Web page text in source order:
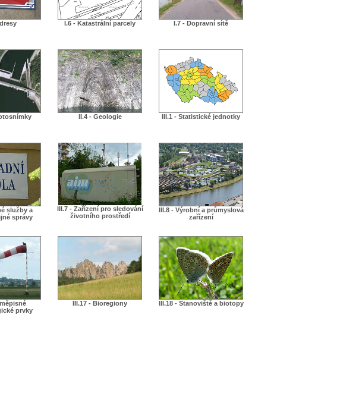
I.6 - Katastrální parcely I.7 - Dopravní sítě
II.4 - Geologie III.1 - Statistické jednotky
služby a
správy
III.7 - Zařízení pro sledování
životního prostředí
III.8 - Výrobní a průmyslová
zařízení
prvky
III.17 - Bioregiony III.18 - Stanoviště a biotopy